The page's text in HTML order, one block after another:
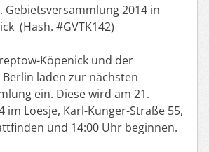
Gebietsversammlung 2014 in
(Hash. #GVTK142)
Köpenick und der
laden zur nächsten
ein. Diese wird am 21.
im Loesje, Karl-Kunger-Straße 55,
und 14:00 Uhr beginnen.